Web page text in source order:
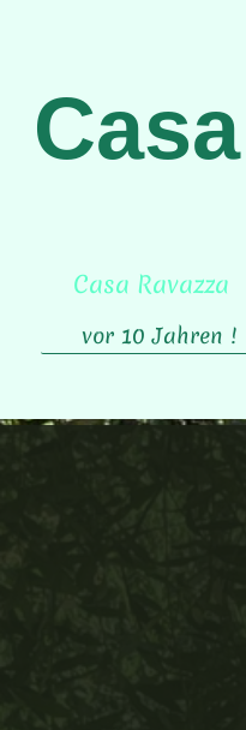
Casa Ravazza
vor 10 Jahren !